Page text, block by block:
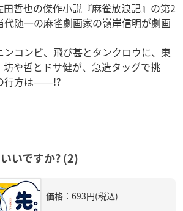
哲也の傑作小説『麻雀放浪記』の第2
随一の麻雀劇画家の嶺岸信明が劇画
コンビ、飛び甚とタンクロウに、東
や哲とドサ健が、急造タッグで挑
行方は――!?
いですか? (2)
価格：693円(税込)